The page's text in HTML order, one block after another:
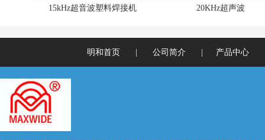
15kHz超音波塑料焊接机 20KHz超声波
明和首页 公司简介 产品中心